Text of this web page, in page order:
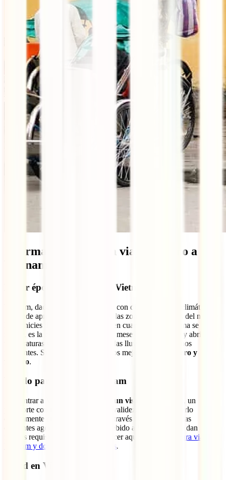
Información útil para viajar seguro a
Vietnam
Mejor época para viajar a Vietnam
Vietnam, dada su orografía, cuenta con diferentes áreas climáticas.
Se puede apreciar fácilmente entre las zonas montañosas del norte y
las planicies del sur. Mejor época, en cuanto a lo que clima se
refiere, es la estación seca entre los meses de noviembre y abril. Las
temperaturas son más llevaderas y las lluvias mucho menos
frecuentes. Si quieres apostar por los mejores meses:
enero y
febrero.
Visado para viajar a Vietnam
Para entrar a Vietnam necesitarás un visado
y, para ello, un
pasaporte con mínimo 6 meses de validez. Podrás obtenerlo
directamente en una embajada o a través de las webs de las
diferentes agencias autorizadas. Debido a la pandemia se dan
nuevos requisitos que podrás conocer aquí:
Requisitos para viajar a
Vietnam y documentos obligatorios.
Salud en Vietnam